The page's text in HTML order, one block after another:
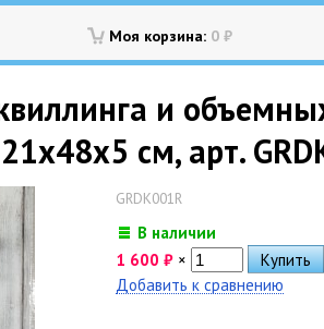
Моя корзина: 0 ₽
и
см, арт.
GRDK001R
В наличии
1 600 ₽ ×
Добавить к сравнению